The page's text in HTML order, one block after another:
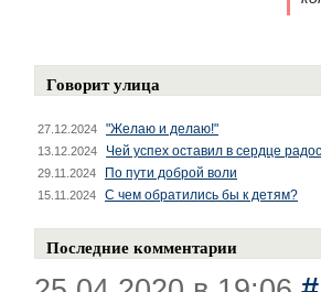
Говорит улица
27.12.2024 "Желаю и делаю!"
13.12.2024 Чей успех оставил в сердце
29.11.2024 По пути доброй воли
15.11.2024 С чем обратились бы к детям?
Последние комментарии